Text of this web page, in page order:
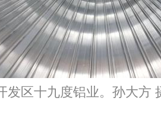
区十九度铝业。孙大方